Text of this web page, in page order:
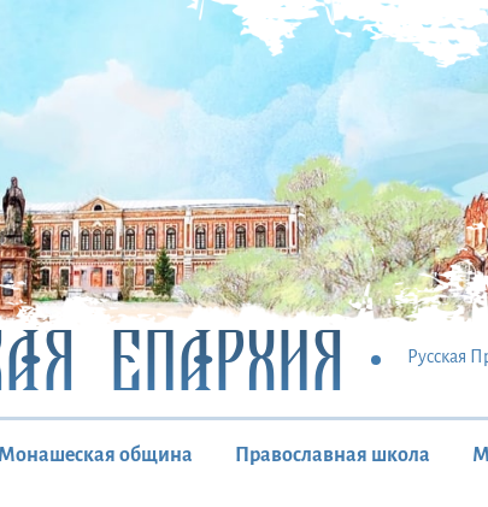
ЕПАРХИЯ Русская
Монашеская община Православная школа